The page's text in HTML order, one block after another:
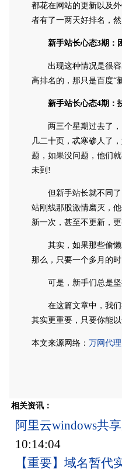
都花在网站的更新以及
者有了一两天好排名，
新手站长心态3期：
出现这种情况是很容
高排名的，那只是百度“
新手站长心态4期：
两三个星期过去了，
几二十页，忒寒碜人了
题，如果没问题，他们
未到!
但新手站长就不同了
站刚线那股激情磨灭，
新一次，甚至不更新，
其实，如果那些偷懒
那么，只要一个多月的
可是，新手们总是坚
在这篇文章中，我们
其实更重要，只要你能
本文来源网络： 万网代理
相关资讯：
阿里云windows共
10:14:04
【重要】域名暂代